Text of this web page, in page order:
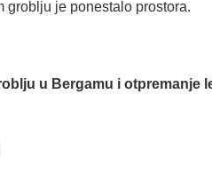
groblju je ponestalo prostora.
u Bergamu i otpremanje